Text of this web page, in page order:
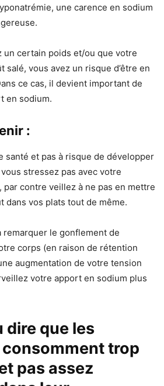
une carence en sodium
un certain poids et/ou que votre
salé, vous avez un risque d’être en
ce cas, il devient important de
en sodium.
:
santé et pas à risque de développer
stressez pas avec votre
par contre veillez à ne pas en mettre
dans vos plats tout de même.
remarquer le gonflement de
corps (en raison de rétention
augmentation de votre tension
votre apport en sodium plus
dire que les
trop
pas assez